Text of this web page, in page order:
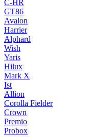
C-HR
GT86
Avalon
Harrier
Alphard
Wish
Yaris
Hilux
Mark X
Ist
Allion
Corolla Fielder
Crown
Premio
Probox